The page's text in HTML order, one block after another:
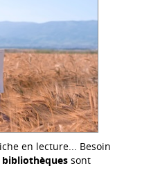
en lecture... Besoin
bibliothèques sont